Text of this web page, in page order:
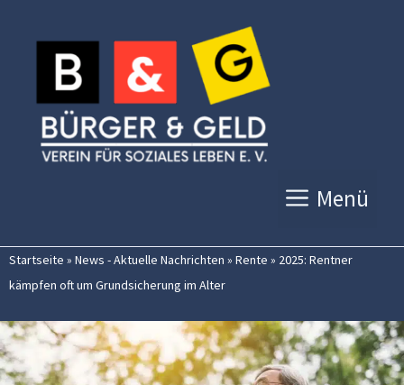
Inhalt
springen
Menü
Startseite » News - Aktuelle Nachrichten » Rente » 2025: Rentner
kämpfen oft um Grundsicherung im Alter